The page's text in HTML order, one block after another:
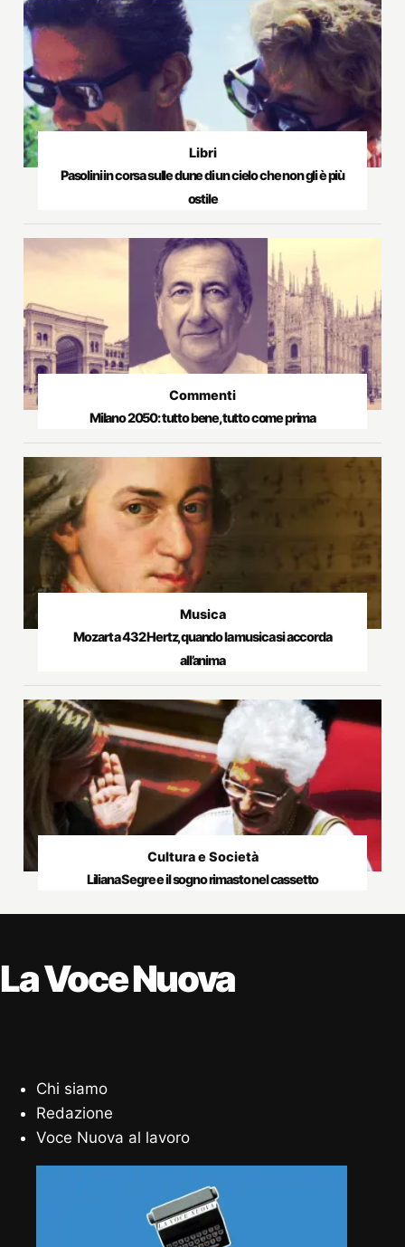
Libri
Pasolini in corsa sulle dune di un cielo che non gli è più
ostile
Commenti
Milano 2050: tutto bene, tutto come prima
Musica
Mozart a 432 Hertz, quando la musica si accorda
all’anima
Cultura e Società
Liliana Segre e il sogno rimasto nel cassetto
La Voce Nuova
Chi siamo
Redazione
Voce Nuova al lavoro